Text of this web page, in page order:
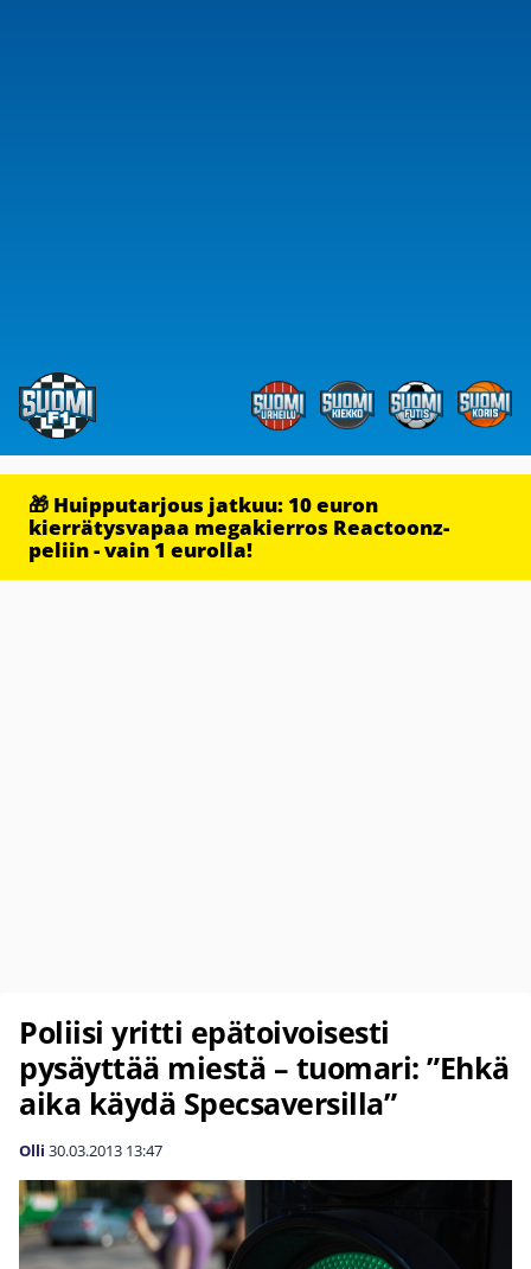
🎁 Huipputarjous jatkuu: 10 euron
kierrätysvapaa megakierros Reactoonz-
peliin - vain 1 eurolla!
Poliisi yritti epätoivoisesti
pysäyttää miestä – tuomari: ”Ehkä
aika käydä Specsaversilla”
Olli 30.03.2013 13:47